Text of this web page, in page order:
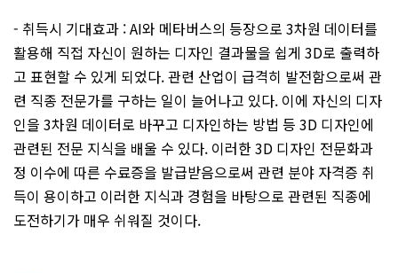
- 취득시 기대효과 : AI와 메타버스의 등장으로 3차원 데이터를
활용해 직접 자신이 원하는 디자인 결과물을 쉽게 3D로 출력하
고 표현할 수 있게 되었다. 관련 산업이 급격히 발전함으로써 관
련 직종 전문가를 구하는 일이 늘어나고 있다. 이에 자신의 디자
인을 3차원 데이터로 바꾸고 디자인하는 방법 등 3D 디자인에
관련된 전문 지식을 배울 수 있다. 이러한 3D 디자인 전문화과
정 이수에 따른 수료증을 발급받음으로써 관련 분야 자격증 취
득이 용이하고 이러한 지식과 경험을 바탕으로 관련된 직종에
도전하기가 매우 쉬워질 것이다.